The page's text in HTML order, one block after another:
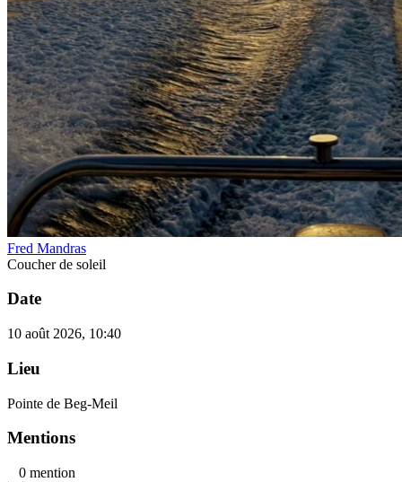
Fred Mandras
Coucher de soleil
Date
10 août 2026, 10:40
Lieu
Pointe de Beg-Meil
Mentions
0 mention